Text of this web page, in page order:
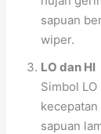
sapuan
wiper.
LO dan HI
Simbol
sapuan